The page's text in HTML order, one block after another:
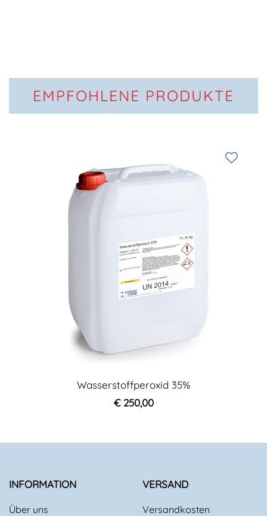
EMPFOHLENE PRODUKTE
Wasserstoffperoxid 35%
€ 250,00
INFORMATION
Über uns
VERSAND
Versandkosten